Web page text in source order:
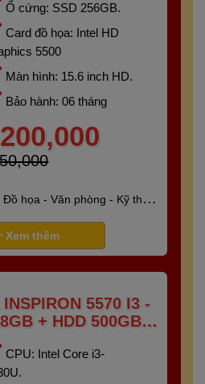
Ổ cứng: SSD 256GB.
Card đồ họa: Intel HD
5500
Màn hình: 15.6 inch HD.
Bảo hành: 06 tháng
Đồ họa - Văn phòng - Kỹ thuật
6 tháng
Xem thêm
5570 I3 -
+ HDD 500GB/
FHD TOUCH
CPU: Intel Core i3-